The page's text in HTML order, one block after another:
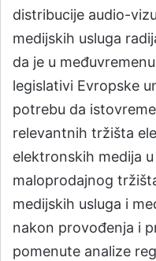
distribucije audio-
medijskih usluga
da je u
legislativi Evropske
potrebu da
relevantnih tržišta
elektronskih medija
maloprodajnog
medijskih usluga i
nakon provođenja i
pomenute analize